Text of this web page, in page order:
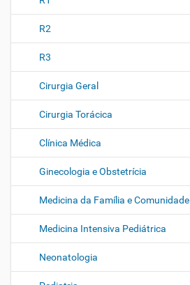
R2
R3
Cirurgia Geral
Cirurgia Torácica
Clínica Médica
Ginecologia e Obstetrícia
Medicina da Família e Comunidade
Medicina Intensiva Pediátrica
Neonatologia